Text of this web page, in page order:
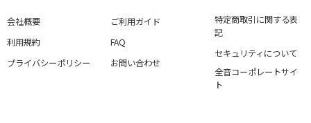
会社概要
利用規約
プライバシーポリシー
ご利用ガイド
FAQ
お問い合わせ
特定商取引に関する表
記
セキュリティについて
全音コーポレートサイ
ト